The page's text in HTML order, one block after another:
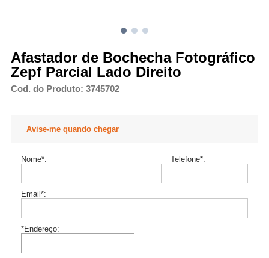
Afastador de Bochecha Fotográfico
Zepf Parcial Lado Direito
Cod. do Produto: 3745702
Avise-me quando chegar
Nome*: Telefone*:
Email *:
*Endereço: